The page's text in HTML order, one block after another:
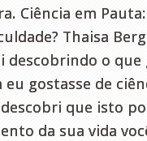
Ciência em
Thaisa
o que
gostasse de
que isto
da sua vida